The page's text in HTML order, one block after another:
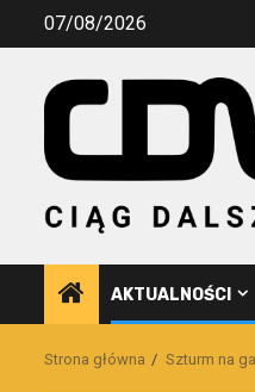
Przejdź07/08/2026
AKTUALNOŚCI
Strona główna Szturm na